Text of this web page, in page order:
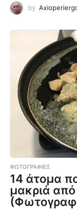
by
ΦΩΤΟΓΡΑΦΊΕΣ
14 άτομα
μακριά